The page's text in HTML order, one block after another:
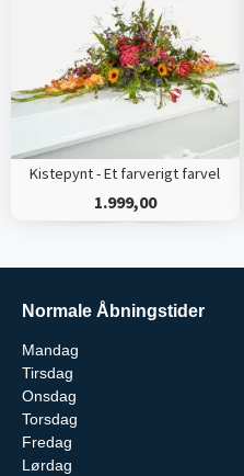
Kistepynt - Et farverigt farvel
1.999,00
Normale Åbningstider
Mandag
Tirsdag
Onsdag
Torsdag
Fredag
Lørdag